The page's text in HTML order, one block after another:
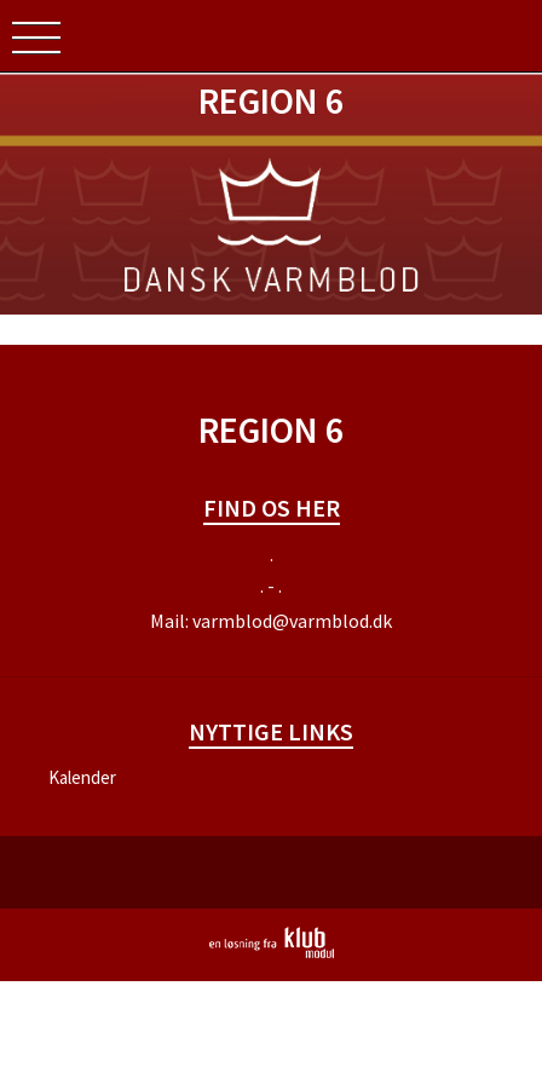
REGION 6
REGION 6
FIND OS HER
.
. - .
Mail: varmblod@varmblod.dk
NYTTIGE LINKS
Kalender